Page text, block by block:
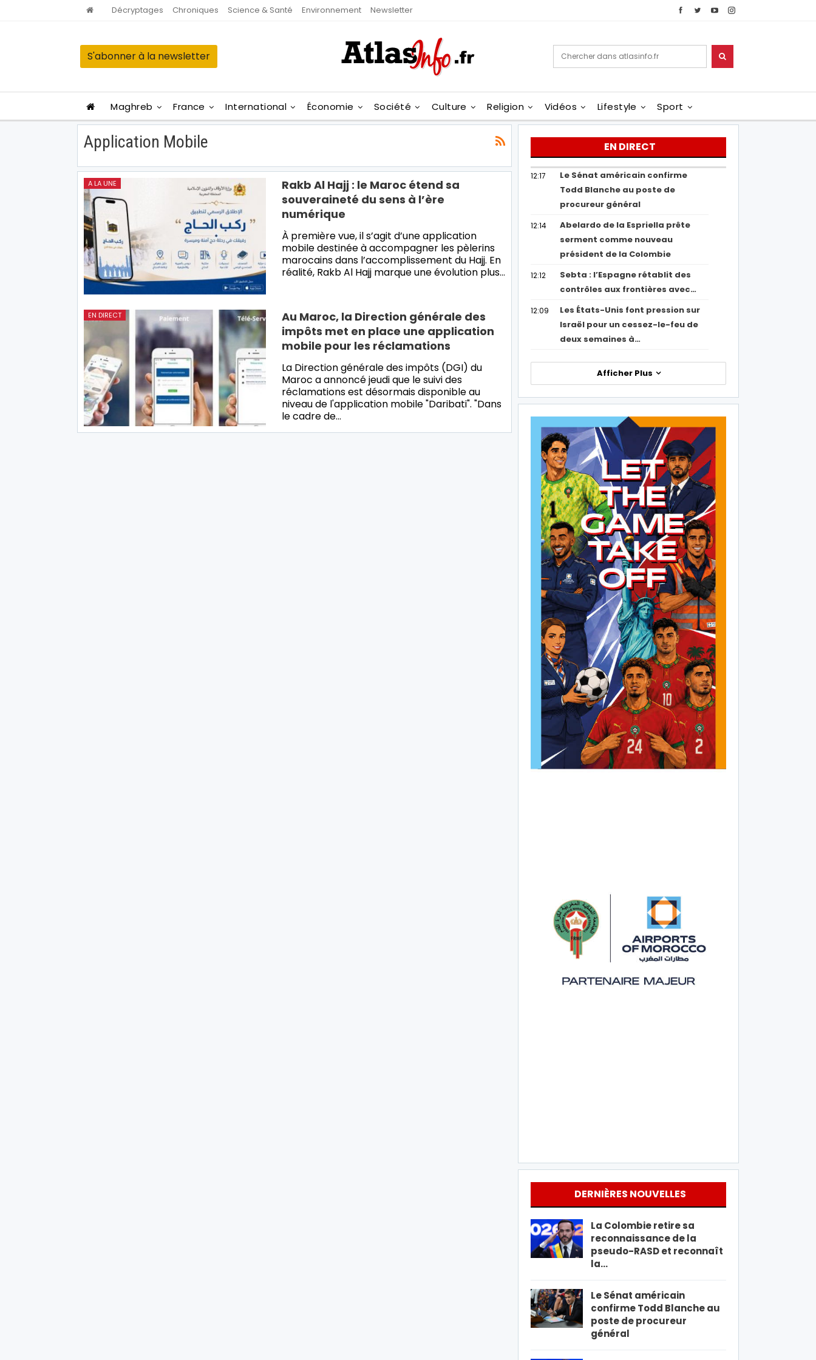
Décryptages Chroniques Science & Santé Environnement Newsletter
S'abonner à la newsletter
Maghreb France International Économie Société Culture Religion Vidéos Lifestyle Sport
Application Mobile
A LA UNE
Rakb Al Hajj : le Maroc étend sa
souveraineté du sens à l’ère
numérique
À première vue, il s’agit d’une application
mobile destinée à accompagner les pèlerins
marocains dans l’accomplissement du Hajj. En
réalité, Rakb Al Hajj marque une évolution plus…
EN DIRECT
Au Maroc, la Direction générale des
impôts met en place une application
mobile pour les réclamations
La Direction générale des impôts (DGI) du
Maroc a annoncé jeudi que le suivi des
réclamations est désormais disponible au
niveau de l'application mobile "Daribati". "Dans
le cadre de…
EN DIRECT
12:17
Le Sénat américain confirme
Todd Blanche au poste de
procureur général
12:14
Abelardo de la Espriella prête
serment comme nouveau
président de la Colombie
12:12
Sebta : l’Espagne rétablit des
contrôles aux frontières avec…
12:09
Les États-Unis font pression sur
Israël pour un cessez-le-feu de
deux semaines à…
Afficher Plus
DERNIÈRES NOUVELLES
La Colombie retire sa
reconnaissance de la
pseudo-RASD et reconnaît
la…
Le Sénat américain
confirme Todd Blanche au
poste de procureur
général